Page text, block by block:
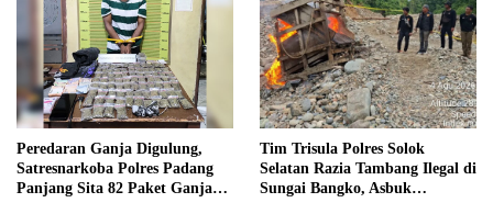
Peredaran Ganja Digulung,
Satresnarkoba Polres Padang
Panjang Sita 82 Paket Ganja
Tim Trisula Polres Solok
Selatan Razia Tambang Ilegal di
Sungai Bangko, Asbuk